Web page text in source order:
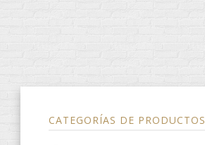
CATEGORÍAS DE PRODUCTOS